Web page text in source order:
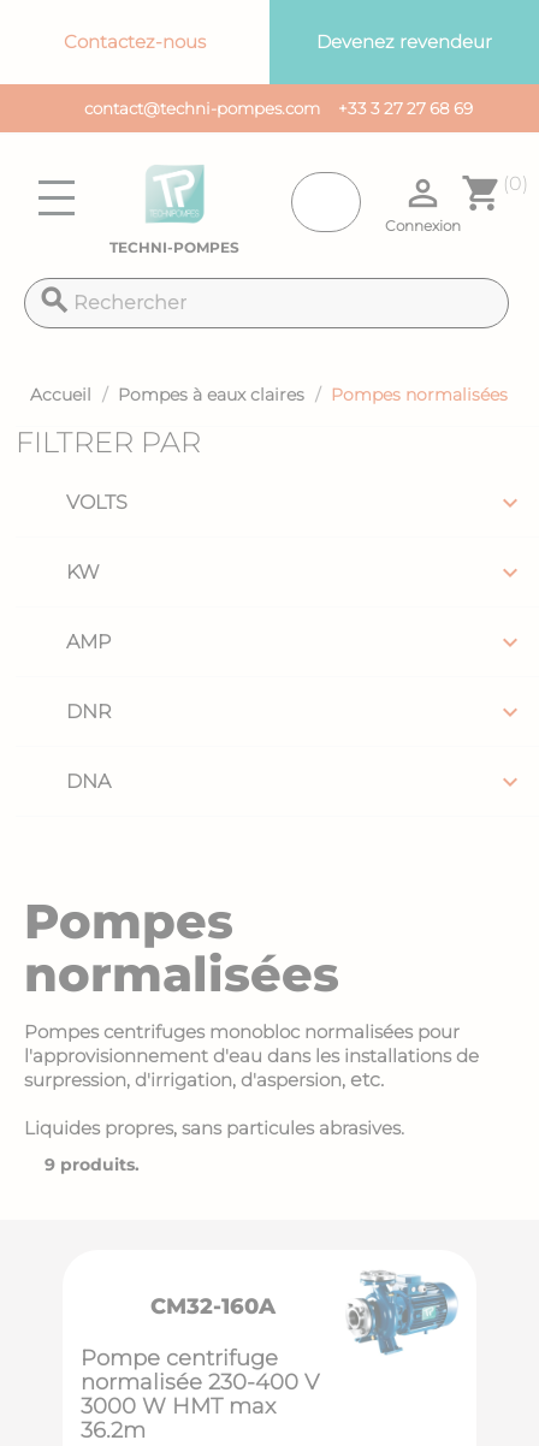
Contactez-nous Devenez revendeur
contact@techni-pompes.com +33 3 27 27 68 69
TECHNI-POMPES

Connexion
shopping_cart (0)
search
Accueil Pompes à eaux claires Pompes normalisées
FILTRER PAR
VOLTS 
KW 
AMP 
DNR 
DNA 
Pompes
normalisées
Pompes centrifuges monobloc normalisées pour
l'approvisionnement d'eau dans les installations de
surpression, d'irrigation, d'aspersion, etc.
Liquides propres, sans particules abrasives.
9 produits.
CM32-160A
Pompe centrifuge
normalisée 230-400 V
3000 W HMT max
36.2m